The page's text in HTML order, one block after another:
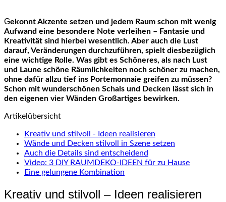
Gekonnt Akzente setzen und jedem Raum schon mit wenig
Aufwand eine besondere Note verleihen – Fantasie und
Kreativität sind hierbei wesentlich. Aber auch die Lust
darauf, Veränderungen durchzuführen, spielt diesbezüglich
eine wichtige Rolle. Was gibt es Schöneres, als nach Lust
und Laune schöne Räumlichkeiten noch schöner zu machen,
ohne dafür allzu tief ins Portemonnaie greifen zu müssen?
Schon mit wunderschönen Schals und Decken lässt sich in
den eigenen vier Wänden Großartiges bewirken.
Artikelübersicht
Kreativ und stilvoll - Ideen realisieren
Wände und Decken stilvoll in Szene setzen
Auch die Details sind entscheidend
Video: 3 DIY RAUMDEKO-IDEEN für zu Hause
Eine gelungene Kombination
Kreativ und stilvoll – Ideen realisieren